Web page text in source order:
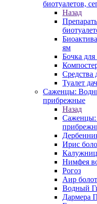
биотуалетов,
Назад
ям
Бочка
Средства
Туалет
Саженцы:
прибрежные
Назад
Саженцы:
Ирис
Нимфея
Рогоз
Аир
Водный
Дармера